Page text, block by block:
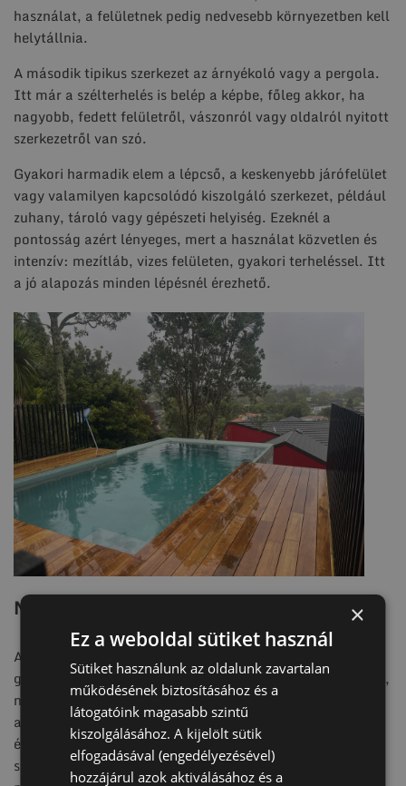
használat, a felületnek pedig nedvesebb környezetben kell
helytállnia.
A második tipikus szerkezet az árnyékoló vagy a pergola.
Itt már a szélterhelés is belép a képbe, főleg akkor, ha
nagyobb, fedett felületről, vászonról vagy oldalról nyitott
szerkezetről van szó.
Gyakori harmadik elem a lépcső, a keskenyebb járófelület
vagy valamilyen kapcsolódó kiszolgáló szerkezet, például
zuhany, tároló vagy gépészeti helyiség. Ezeknél a
pontosság azért lényeges, mert a használat közvetlen és
intenzív: mezítláb, vizes felületen, gyakori terheléssel. Itt
a jó alapozás minden lépésnél érezhető.
Miért előnyös itt a talajcsavar?
A talajcsavar legnagyobb előnye ebben a környezetben a
gyorsaság és a kis beavatkozás. Nincs hagyományos ásás,
nincs betonozási kötési idő, és a rendszer a telepítés után
azonnal terhelhető. Ez medenceszezon előtt különösen
értékes: ha tavasszal szeretnél elkészülni a környező
szerkezetekkel, nem kell heteket elveszíteni az alapozás
×
Ez a weboldal sütiket használ
Sütiket használunk az oldalunk zavartalan
működésének biztosításához és a
látogatóink magasabb szintű
kiszolgálásához. A kijelölt sütik
elfogadásával (engedélyezésével)
hozzájárul azok aktiválásához és a